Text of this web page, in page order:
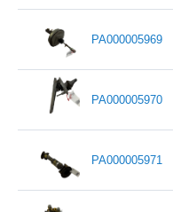
PA000005969
PA000005970
PA000005971